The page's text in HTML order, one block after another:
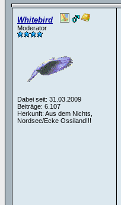
Whitebird
Moderator
Dabei seit: 31.03.2009
Beiträge: 6.107
Herkunft: Aus dem Nichts,
Nordsee/Ecke Ossiland!!!